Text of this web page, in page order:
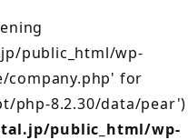
public_html/wp-
for
php-8.2.30/data/pear')
public_html/wp-